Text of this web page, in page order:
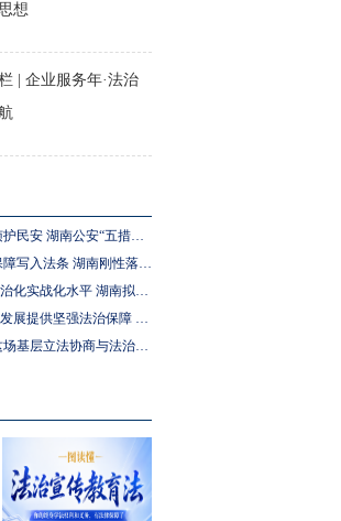
想
| 企业服务年·法治
数智赋能淬本领 三湘刑侦护民安 湖南公安“五措并举”推进执法规范化建设
代表议案转化立法 课时保障写入法条 湖南刚性落实中小学生体育锻炼要求
提升反电诈工作规范化法治化实战化水平 湖南拟为反电诈工作立法
为全省民营经济持续健康发展提供坚强法治保障 湖南拟出台实施民营经济促进法办法
一边问计一边普法 湖南这场基层立法协商与法治宣传活动走进社区